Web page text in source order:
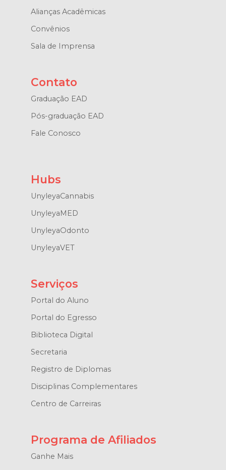
Alianças Acadêmicas
Convênios
Sala de Imprensa
Contato
Graduação EAD
Pós-graduação EAD
Fale Conosco
Hubs
UnyleyaCannabis
UnyleyaMED
UnyleyaOdonto
UnyleyaVET
Serviços
Portal do Aluno
Portal do Egresso
Biblioteca Digital
Secretaria
Registro de Diplomas
Disciplinas Complementares
Centro de Carreiras
Programa de Afiliados
Ganhe Mais